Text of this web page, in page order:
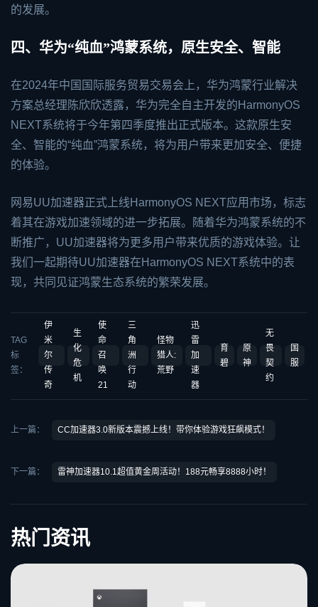
的发展。
四、华为“纯血”鸿蒙系统，原生安全、智能
在2024年中国国际服务贸易交易会上，华为鸿蒙行业解决
方案总经理陈欣欣透露，华为完全自主开发的HarmonyOS
NEXT系统将于今年第四季度推出正式版本。这款原生安
全、智能的“纯血”鸿蒙系统，将为用户带来更加安全、便捷
的体验。
网易UU加速器正式上线HarmonyOS NEXT应用市场，标志
着其在游戏加速领域的进一步拓展。随着华为鸿蒙系统的不
断推广，UU加速器将为更多用户带来优质的游戏体验。让
我们一起期待UU加速器在HarmonyOS NEXT系统中的表
现，共同见证鸿蒙生态系统的繁荣发展。
TAG
标
签：
伊
米
尔
传
奇
生
化
危
机
使
命
召
唤
21
三
角
洲
行
动
怪物
猎人:
荒野
迅
雷
加
速
器
育
碧
原
神
无
畏
契
约
国
服
上一篇： CC加速器3.0新版本震撼上线！带你体验游戏狂飙模式！
下一篇： 雷神加速器10.1超值黄金周活动！188元畅享8888小时！
热门资讯